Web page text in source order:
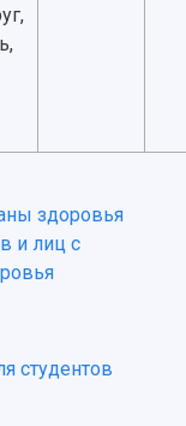
здоровья
и лиц с
студентов